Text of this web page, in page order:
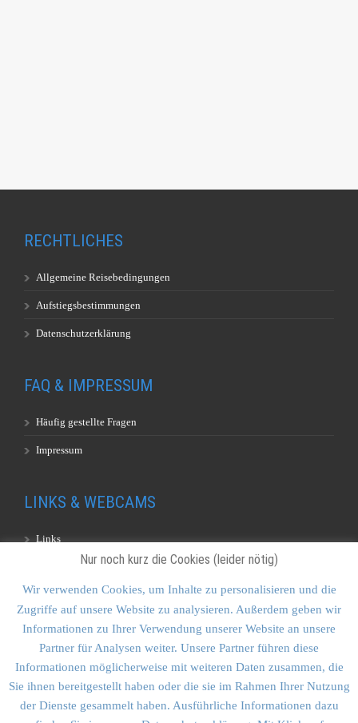
RECHTLICHES
Allgemeine Reisebedingungen
Aufstiegsbestimmungen
Datenschutzerklärung
FAQ & IMPRESSUM
Häufig gestellte Fragen
Impressum
LINKS & WEBCAMS
Links
KONTAKT & SITEMAP
Kontakt
Sitemap
Vulkankultour-BUFF®
Nur noch kurz die Cookies (leider nötig)
Wir verwenden Cookies, um Inhalte zu personalisieren und die
Zugriffe auf unsere Website zu analysieren. Außerdem geben wir
Informationen zu Ihrer Verwendung unserer Website an unsere
Partner für Analysen weiter. Unsere Partner führen diese
Informationen möglicherweise mit weiteren Daten zusammen, die
Sie ihnen bereitgestellt haben oder die sie im Rahmen Ihrer Nutzung
der Dienste gesammelt haben. Ausführliche Informationen dazu